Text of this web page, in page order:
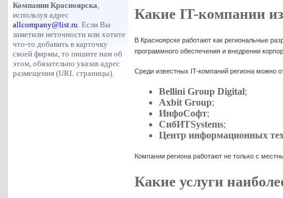
Компании Красноярска,
используя адрес
allcompany@list.ru. Если Вы
заметили неточности или хотите
что-то добавить в карточку
своей фирмы, то пишите нам об
этом, обязательно указав адрес
размещения (URL страницы).
Какие IT-компании
В Красноярске работают как региональные
программного обеспечения и внедрении
Среди известных IT-компаний региона можно
Bellini Group Digital;
Axbit Group;
ИнфоСофт;
СибИТSystems;
Центр информационных
Компании региона работают не только с
Какие услуги